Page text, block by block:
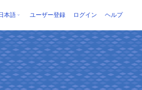
本語 ユーザー登録 ログイン ヘルプ